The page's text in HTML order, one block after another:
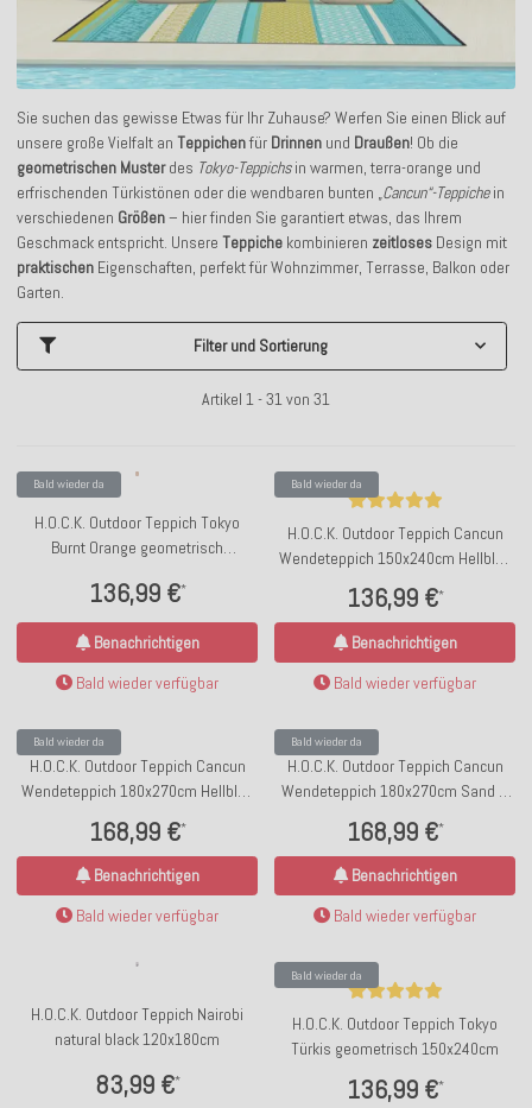
Sie suchen das gewisse Etwas für Ihr Zuhause? Werfen Sie einen Blick auf
unsere große Vielfalt an Teppichenfür Drinnen und Draußen! Ob die
geometrischen Musterdes Tokyo-Teppichsin warmen, terra-orange und
erfrischenden Türkistönen oder die wendbaren bunten „Cancun“-Teppichein
verschiedenen Größen– hier finden Sie garantiert etwas, das Ihrem
Geschmack entspricht. Unsere Teppiche kombinieren zeitloses Design mit
praktischen Eigenschaften, perfekt für Wohnzimmer, Terrasse, Balkon oder
Garten.
Filter und Sortierung
Artikel 1 - 31 von 31
Bald wieder da
H.O.C.K. Outdoor Teppich Tokyo
Burnt Orange geometrisch
136,99 €*
Benachrichtigen
Bald wieder verfügbar
Bald wieder da
H.O.C.K. Outdoor Teppich Cancun
Wendeteppich 150x240cm Hellblau
& Dunkelblau gestreift
136,99 €*
Benachrichtigen
Bald wieder verfügbar
Bald wieder da
H.O.C.K. Outdoor Teppich Cancun
Wendeteppich 180x270cm Hellblau
168,99 €*
Benachrichtigen
Bald wieder verfügbar
Bald wieder da
H.O.C.K. Outdoor Teppich Cancun
Wendeteppich 180x270cm Sand &
168,99 €*
Benachrichtigen
Bald wieder verfügbar
H.O.C.K. Outdoor Teppich Nairobi
natural black 120x180cm
83,99 €*
Bald wieder da
H.O.C.K. Outdoor Teppich Tokyo
Türkis geometrisch 150x240cm
136,99 €*